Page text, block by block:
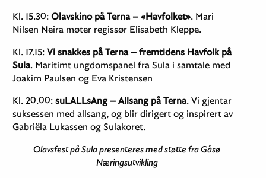
Kl. 15.30:Olavskino på Terna – «Havfolket». Mari
Nilsen Neira møter regissør Elisabeth Kleppe​.
Kl. 17.15:Vi snakkes på Terna – fremtidens Havfolk på
Sula​. Maritimt ungdomspanel fra Sula i samtale med
Joakim Paulsen og Eva Kristensen​
Kl. 20.00:suLALLsAng – Allsang på Terna. Vi gjentar
suksessen med allsang, og blir dirigert og inspirert av
Gabriëla Lukassen og Sulakoret.
Olavsfest på Sula presenteres med støtte fra Gåsø
Næringsutvikling